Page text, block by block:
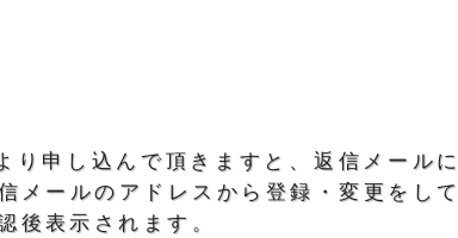
申し込んで頂きますと、返信メールに
メールのアドレスから登録・変更をして
後表示されます。